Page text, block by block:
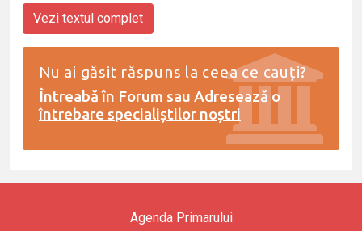
Vezi textul complet
Nu ai găsit răspuns la ceea ce cauți?
Întreabă în Forum sau Adresează o
întrebare specialiștilor noștri
Agenda Primarului